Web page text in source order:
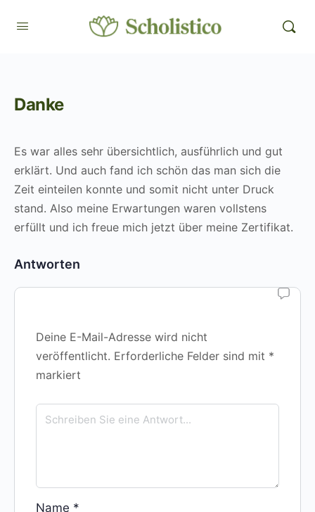
Danke
Es war alles sehr übersichtlich, ausführlich und gut
erklärt. Und auch fand ich schön das man sich die
Zeit einteilen konnte und somit nicht unter Druck
stand. Also meine Erwartungen waren vollstens
erfüllt und ich freue mich jetzt über meine Zertifikat.
Antworten
Deine E-Mail-Adresse wird nicht
veröffentlicht. Erforderliche Felder sind mit *
markiert
Name *